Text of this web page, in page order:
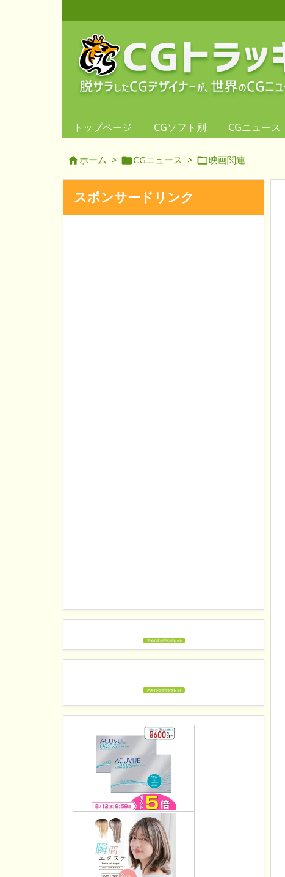
トップページ CGソフト別 CGニュース
ホーム > CGニュース > 映画関連
スポンサードリンク